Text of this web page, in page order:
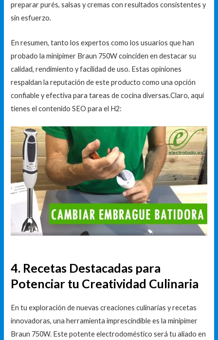
preparar purés, salsas y cremas con resultados consistentes y
sin esfuerzo.
En resumen, tanto los expertos como los usuarios que han
probado la minipimer Braun 750W coinciden en destacar su
calidad, rendimiento y facilidad de uso. Estas opiniones
respaldan la reputación de este producto como una opción
confiable y efectiva para tareas de cocina diversas.Claro, aquí
tienes el contenido SEO para el H2:
4. Recetas Destacadas para
Potenciar tu Creatividad Culinaria
En tu exploración de nuevas creaciones culinarias y recetas
innovadoras, una herramienta imprescindible es la minipimer
Braun 750W. Este potente electrodoméstico será tu aliado en